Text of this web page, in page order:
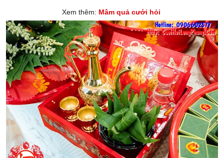
Xem thêm: Mâm quả cưới hỏi